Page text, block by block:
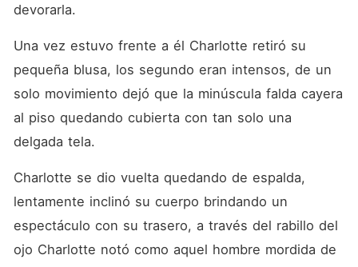
devorarla.
Una vez estuvo frente a él Charlotte retiró su
pequeña blusa, los segundo eran intensos, de un
solo movimiento dejó que la minúscula falda cayera
al piso quedando cubierta con tan solo una
delgada tela.
Charlotte se dio vuelta quedando de espalda,
lentamente inclinó su cuerpo brindando un
espectáculo con su trasero, a través del rabillo del
ojo Charlotte notó como aquel hombre mordida de